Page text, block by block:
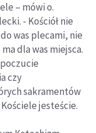
– mówi o.
- Kościół nie
was plecami, nie
dla was miejsca.
czy
sakramentów
jesteście.